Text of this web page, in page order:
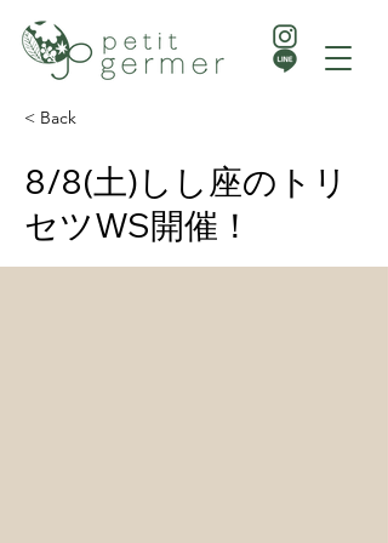
< Back
8/8(土)しし座のトリ
セツWS開催！